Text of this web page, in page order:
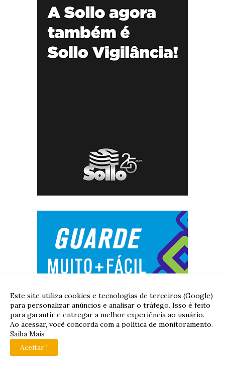
Este site utiliza cookies e tecnologias de terceiros (Google)
para personalizar anúncios e analisar o tráfego. Isso é feito
para garantir e entregar a melhor experiência ao usuário.
Ao acessar, você concorda com a política de monitoramento.
Saiba Mais
Aceitar !